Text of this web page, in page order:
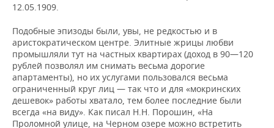
12.05.1909.
Подобные эпизоды были, увы, не редкостью и в
аристократическом центре. Элитные жрицы любви
промышляли тут на частных квартирах (доход в 90—120
рублей позволял им снимать весьма дорогие
апартаменты), но их услугами пользовался весьма
ограниченный круг лиц — так что и для «мокринских
дешевок» работы хватало, тем более последние были
всегда «на виду». Как писал Н.Н. Порошин, «На
Проломной улице, на Черном озере можно встретить